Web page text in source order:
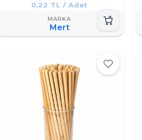
0,22 TL / Adet
Mert